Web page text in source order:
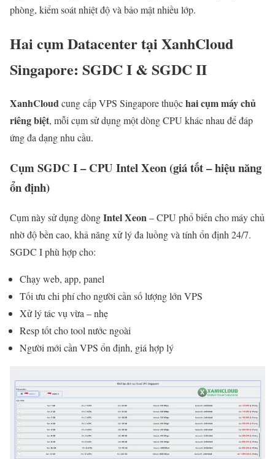
phòng, kiểm soát nhiệt độ và bảo mật nhiều lớp.
Hai cụm Datacenter tại XanhCloud
Singapore: SGDC I & SGDC II
XanhCloudcung cấp VPS Singapore thuộchai cụm máy chủ
riêng biệt, mỗi cụm sử dụng một dòng CPU khác nhau để đáp
ứng đa dạng nhu cầu.
Cụm SGDC I – CPU Intel Xeon (giá tốt – hiệu năng
ổn định)
Cụm này sử dụng dòngIntel Xeon– CPU phổ biến cho máy chủ
nhờ độ bền cao, khả năng xử lý đa luồng và tính ổn định 24/7.
SGDC I phù hợp cho:
Chạy web, app, panel
Tối ưu chi phí cho người cần số lượng lớn VPS
Xử lý tác vụ vừa – nhẹ
Resp tốt cho tool nước ngoài
Người mới cần VPS ổn định, giá hợp lý